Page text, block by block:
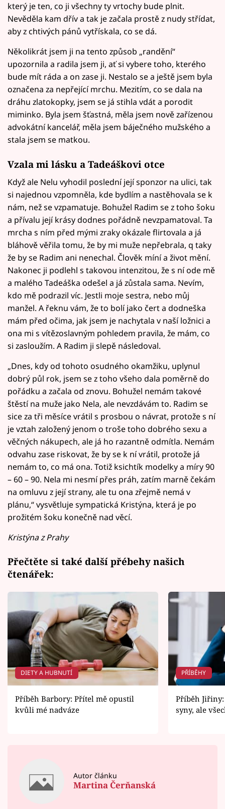
který je ten, co ji všechny ty vrtochy bude plnit.
Nevěděla kam dřív a tak je začala prostě z nudy střídat,
aby z chtivých pánů vytřískala, co se dá.
Několikrát jsem ji na tento způsob „randění“
upozornila a radila jsem ji, ať si vybere toho, kterého
bude mít ráda a on zase ji. Nestalo se a ještě jsem byla
označena za nepřející mrchu. Mezitím, co se dala na
dráhu zlatokopky, jsem se já stihla vdát a porodit
miminko. Byla jsem šťastná, měla jsem nově zařízenou
advokátní kancelář, měla jsem báječného mužského a
stala jsem se matkou.
Vzala mi lásku a Tadeáškovi otce
Když ale Nelu vyhodil poslední její sponzor na ulici, tak
si najednou vzpomněla, kde bydlím a nastěhovala se k
nám, než se vzpamatuje. Bohužel Radim se z toho šoku
a přívalu její krásy dodnes pořádně nevzpamatoval. Ta
mrcha s ním před mými zraky okázale flirtovala a já
bláhově věřila tomu, že by mi muže nepřebrala, q taky
že by se Radim ani nenechal. Člověk míní a život mění.
Nakonec ji podlehl s takovou intenzitou, že s ní ode mě
a malého Tadeáška odešel a já zůstala sama. Nevím,
kdo mě podrazil víc. Jestli moje sestra, nebo můj
manžel. A řeknu vám, že to bolí jako čert a dodneška
mám před očima, jak jsem je nachytala v naší ložnici a
ona mi s vítězoslavným pohledem pravila, že mám, co
si zasloužím. A Radim ji slepě následoval.
„Dnes, kdy od tohoto osudného okamžiku, uplynul
dobrý půl rok, jsem se z toho všeho dala poměrně do
pořádku a začala od znovu. Bohužel nemám takové
štěstí na muže jako Nela, ale nevzdávám to. Radim se
sice za tři měsíce vrátil s prosbou o návrat, protože s ní
je vztah založený jenom o troše toho dobrého sexu a
věčných nákupech, ale já ho razantně odmítla. Nemám
odvahu zase riskovat, že by se k ní vrátil, protože já
nemám to, co má ona. Totiž ksichtík modelky a míry 90
– 60 – 90. Nela mi nesmí přes práh, zatím marně čekám
na omluvu z její strany, ale tu ona zřejmě nemá v
plánu,“ vysvětluje sympatická Kristýna, která je po
prožitém šoku konečně nad věcí.
Kristýna z Prahy
Přečtěte si také další přébehy našich
čtenářek:
DIETY A HUBNUTÍ
Příběh Barbory: Přítel mě opustil
kvůli mé nadváze
PŘÍBĚHY
Příběh
syny, ale
Autor článku
Martina Čerňanská